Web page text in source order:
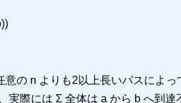
の n よりも2以上長いパスによっ
際には Σ 全体は a から b へ到達